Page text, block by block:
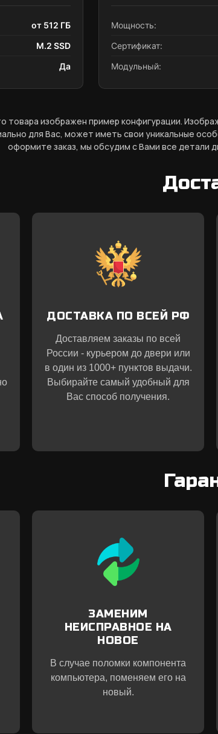
от 512 ГБ
M.2 SSD
Да
Мощность:
Сертификат:
Модульный:
изображен пример конфигурации.
для Вас, может иметь свои уникальные
оформите заказ, мы обсудим с Вами все детали
ДОСТАВКА ПО ВСЕЙ РФ
Доставляем заказы по всей
России - курьером до двери или
в один из 1000+ пунктов выдачи.
Выбирайте самый удобный для
Вас способ получения.
ЗАМЕНИМ
НЕИСПРАВНОЕ НА
НОВОЕ
В случае поломки компонента
компьютера, поменяем его на
новый.